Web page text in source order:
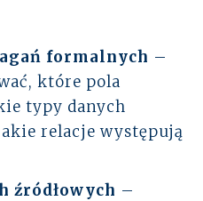
formalnych –
które pola
typy danych
relacje występują
źródłowych –